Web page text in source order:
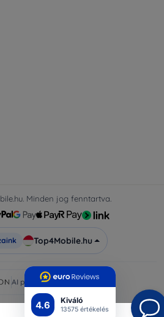
4.6 Kiváló
13575 értékelés
Minden jog fenntartva.
Top4Mobile.hu
AI powered byEurion